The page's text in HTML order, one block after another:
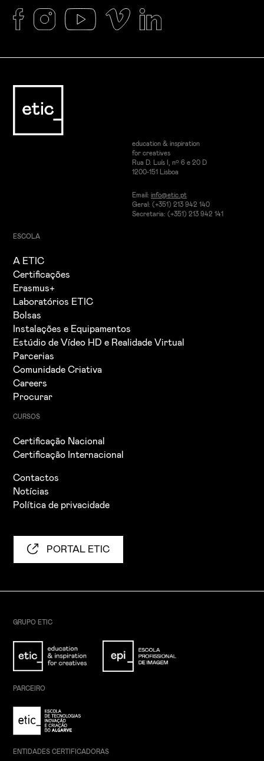
education & inspiration
for creatives
Rua D. Luís I, nº 6 e 20 D
1200-151 Lisboa
Email: info@etic.pt
Geral: (+351) 213 942 140
Secretaria: (+351) 213 942 141
ESCOLA
A ETIC
Certificações
Erasmus+
Laboratórios ETIC
Bolsas
Instalações e Equipamentos
Estúdio de Vídeo HD e Realidade Virtual
Parcerias
Comunidade Criativa
Careers
Procurar
CURSOS
Certificação Nacional
Certificação Internacional
Contactos
Notícias
Política de privacidade
PORTAL ETIC
GRUPO ETIC
PARCEIRO
ENTIDADES CERTIFICADORAS